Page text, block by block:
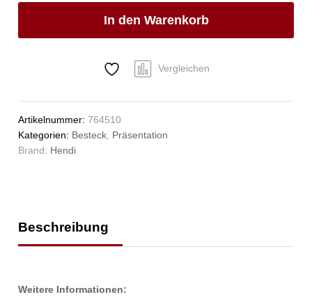
Stk.,
Profi
(L)158mm
Anzahl
In den Warenkorb
Vergleichen
Artikelnummer:764510
Kategorien: Besteck Präsentation
Brand: Hendi
Beschreibung
Weitere Informationen: